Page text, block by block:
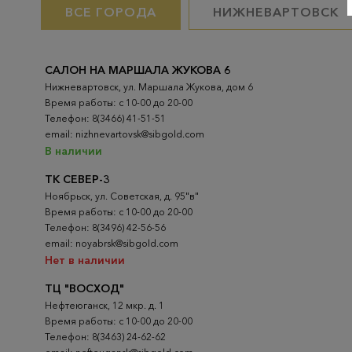
ВСЕ ГОРОДА НИЖНЕВАРТОВСК
ТК СЕВЕР-3
Ноябрьск, ул. Советская, д. 95"в"
Время работы: с 10-00 до 20-00
Телефон: 8(3496) 42-56-56
email: noyabrsk@sibgold.com
Нет в наличии
ТЦ "ВОСХОД"
Нефтеюганск, 12 мкр. д. 1
Время работы: с 10-00 до 20-00
Телефон: 8(3463) 24-62-62
САЛОН НА МАРШАЛА ЖУКОВА 6
Нижневартовск, ул. Маршала Жукова, дом 6
Время работы: с 10-00 до 20-00
Телефон: 8(3466) 41-51-51
email: nizhnevartovsk@sibgold.com
В наличии